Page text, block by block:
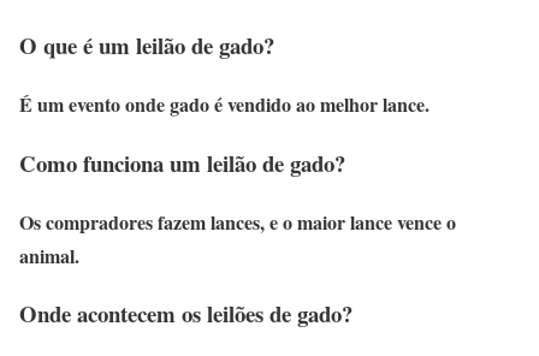
O que é um leilão de gado?
É um evento onde gado é vendido ao melhor lance.
Como funciona um leilão de gado?
Os compradores fazem lances, e o maior lance vence o
animal.
Onde acontecem os leilões de gado?